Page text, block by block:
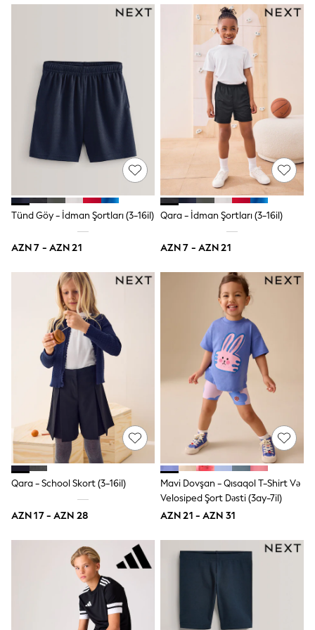
Occasion and Party Dresses
Floral Dresses
Sequin Dresses
Short Sleeve Dresses
Longsleeve Dresses
Dresses
Shoes
Long Sleeve
Short Sleeve
Printed T-Shirts
Plain T-Shirts
Multipacks
Pyjamas
Socks & Tights
All Girls Schoolwear
Shoes
Dresses & Playsuits
Trousers
Skirts
Shirts & Blouses
Sweatshirts, Jumpers & Cardigans
All Girls Sports & Swimwear
Coats & Jackets
Underwear & Socks
Bags & Backpacks
Lunchboxes & Drink Bottles
All Bags & Accessories
Bags
Hats, Gloves & Scarves
Shop all
Pepper Pig
Paw Patrol
Disney
All Girls Sportwear
Trainers
Hoodies & Sweatshirts
T-Shirts & Vests
Leggings, Joggers & Shorts
Tünd Göy - İdman Şortları (3-16il)
AZN 7 - AZN 21
Qara - İdman Şortları (3-16il)
AZN 7 - AZN 21
Qara - School Skort (3-16il)
AZN 17 - AZN 28
Mavi Dovşan - Qısaqol T-Shirt Və
Velosiped Şort Dəsti (3ay-7il)
AZN 21 - AZN 31